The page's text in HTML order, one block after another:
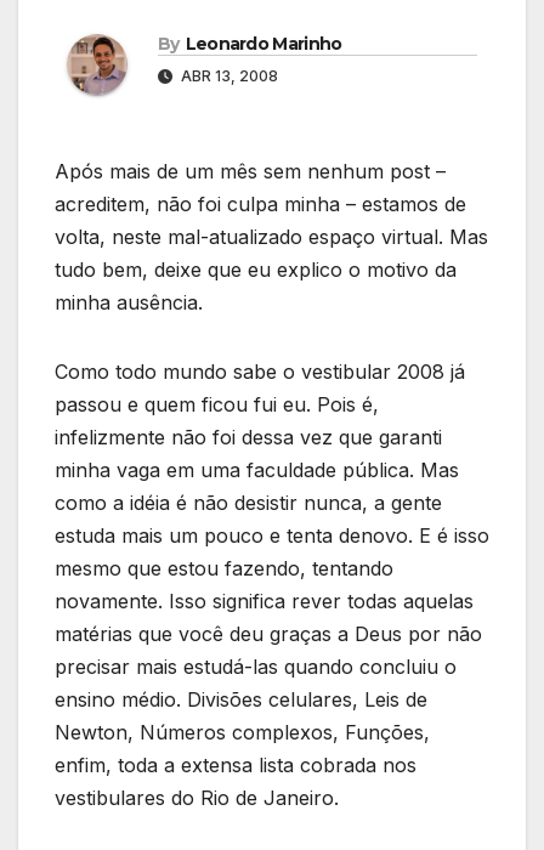
By Leonardo Marinho
ABR 13, 2008
Após mais de um mês sem nenhum post –
acreditem, não foi culpa minha – estamos de
volta, neste mal-atualizado espaço virtual. Mas
tudo bem, deixe que eu explico o motivo da
minha ausência.
Como todo mundo sabe o vestibular 2008 já
passou e quem ficou fui eu. Pois é,
infelizmente não foi dessa vez que garanti
minha vaga em uma faculdade pública. Mas
como a idéia é não desistir nunca, a gente
estuda mais um pouco e tenta denovo. E é isso
mesmo que estou fazendo, tentando
novamente. Isso significa rever todas aquelas
matérias que você deu graças a Deus por não
precisar mais estudá-las quando concluiu o
ensino médio. Divisões celulares, Leis de
Newton, Números complexos, Funções,
enfim, toda a extensa lista cobrada nos
vestibulares do Rio de Janeiro.